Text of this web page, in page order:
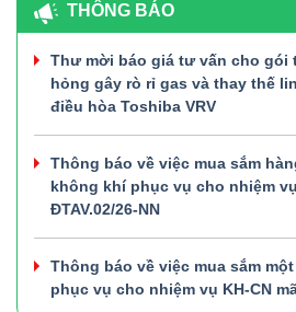
THÔNG BÁO
Thư mời báo giá tư vấn cho gói
hỏng gây rò rỉ gas và thay thế
điều hòa Toshiba VRV
Thông báo về việc mua sắm
không khí phục vụ cho nhiệm
ĐTAV.02/26-NN
Thông báo về việc mua sắm
phục vụ cho nhiệm vụ KH-CN